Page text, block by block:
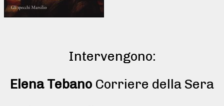
Intervengono:
Elena Tebano Corriere della Sera